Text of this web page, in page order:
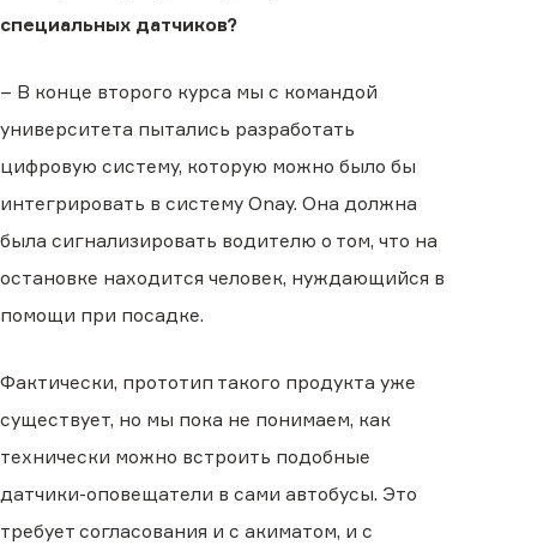
специальных датчиков?
– В конце второго курса мы с командой
университета пытались разработать
цифровую систему, которую можно было бы
интегрировать в систему Onay. Она должна
была сигнализировать водителю о том, что на
остановке находится человек, нуждающийся в
помощи при посадке.
Фактически, прототип такого продукта уже
существует, но мы пока не понимаем, как
технически можно встроить подобные
датчики-оповещатели в сами автобусы. Это
требует согласования и с акиматом, и с